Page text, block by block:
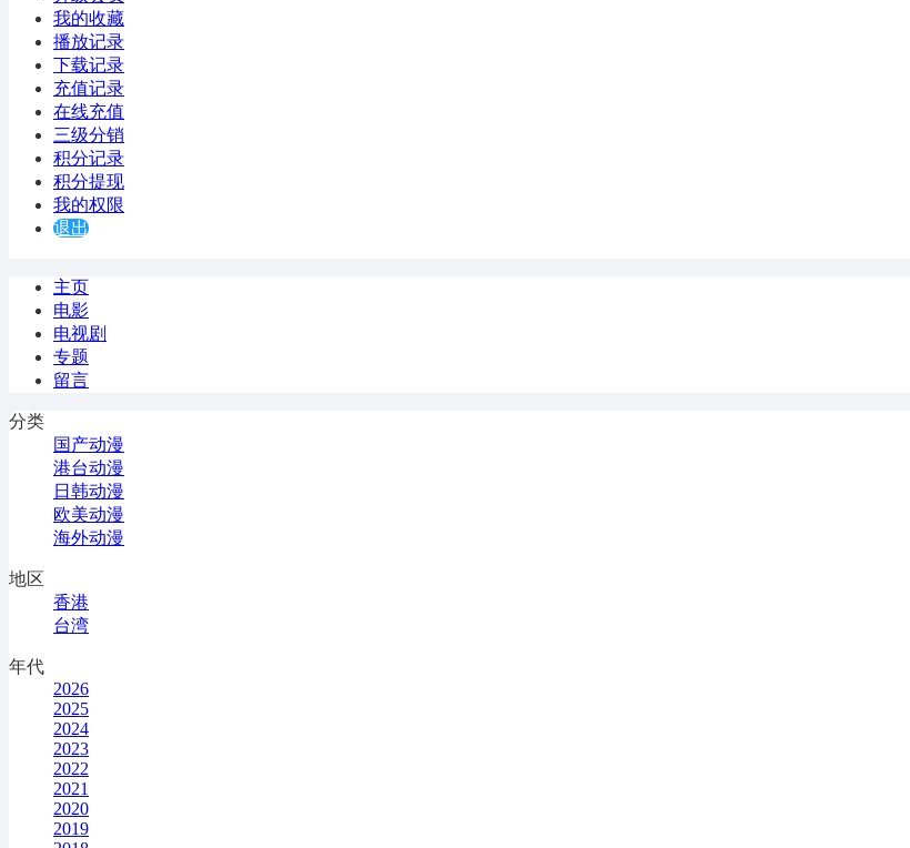
我的收藏
播放记录
下载记录
充值记录
在线充值
三级分销
积分记录
积分提现
我的权限
退出
主页
电影
电视剧
专题
留言
分类
国产动漫
港台动漫
日韩动漫
欧美动漫
海外动漫
地区
香港
台湾
年代
2026
2025
2024
2023
2022
2021
2020
2019